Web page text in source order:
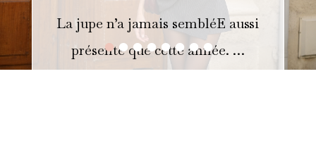
••••••••
La jupe n’a jamais sembléE aussi
présente que cette année. …